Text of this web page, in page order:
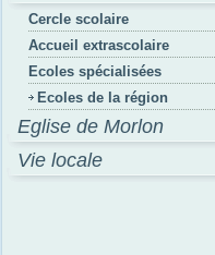
Cercle scolaire
Accueil extrascolaire
Ecoles spécialisées
Ecoles de la région
Eglise de Morlon
Vie locale